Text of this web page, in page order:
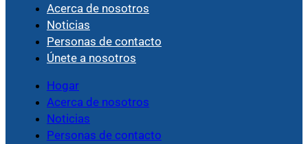
Acerca de nosotros
Noticias
Personas de contacto
Únete a nosotros
Hogar
Acerca de nosotros
Noticias
Personas de contacto